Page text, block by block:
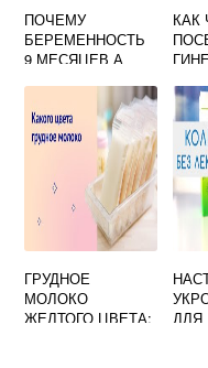
ПОЧЕМУ
БЕРЕМЕННОСТЬ
9 МЕСЯЦЕВ А
КАК
ГРУДНОЕ
МОЛОКО
ЖЕЛТОГО ЦВЕТА:
ДЛЯ